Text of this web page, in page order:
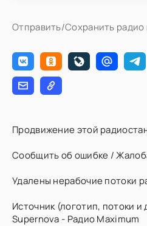
Отправить/Сохранить радио
Продвижение этой
Сообщить об ошибке /
Удалены нерабочие потоки
Источник (логотип, потоки
Supernova - Радио Maximum